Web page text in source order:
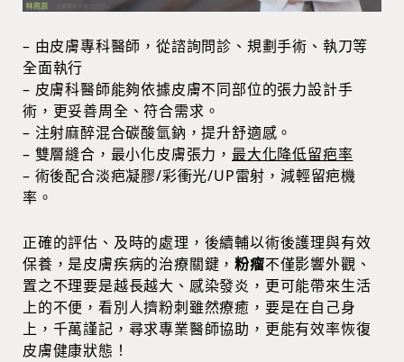
– 由皮膚專科醫師，從諮詢問診、規劃手術、執刀等
全面執行
– 皮膚科醫師能夠依據皮膚不同部位的張力設計手
術，更妥善周全、符合需求。
– 注射麻醉混合碳酸氫鈉，提升舒適感。
– 雙層縫合，最小化皮膚張力， 最大化降低留疤率
– 術後配合淡疤凝膠/彩衝光/UP雷射，減輕留疤機
率。
正確的評估、及時的處理，後續輔以術後護理與有效
保養，是皮膚疾病的治療關鍵，粉瘤不僅影響外觀、
置之不理要是越長越大、感染發炎，更可能帶來生活
上的不便，看別人擠粉刺雖然療癒，要是在自己身
上，千萬謹記，尋求專業醫師協助，更能有效率恢復
皮膚健康狀態！